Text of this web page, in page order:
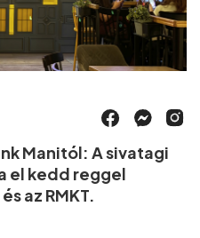
Manitól: A sivatagi
el kedd reggel
az RMKT.